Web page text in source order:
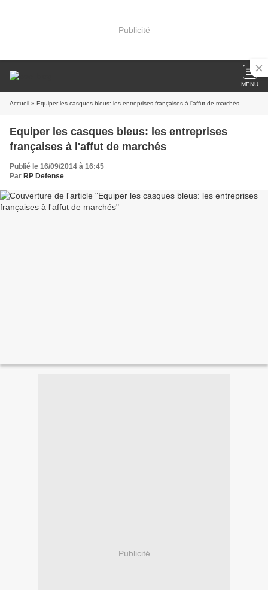
Publicité
MENU
Accueil » Equiper les casques bleus: les entreprises françaises à l'affut de marchés
Equiper les casques bleus: les entreprises
françaises à l'affut de marchés
Publié le 16/09/2014 à 16:45
Par RP Defense
Publicité